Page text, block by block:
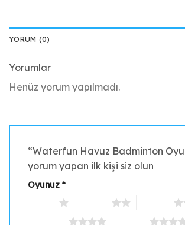
YORUM (0)
Yorumlar
Henüz yorum yapılmadı.
“Waterfun Havuz Badminton
yorum yapan ilk kişi siz olun
Oyunuz *